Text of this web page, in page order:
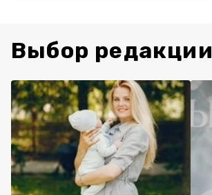
Выбор редакции